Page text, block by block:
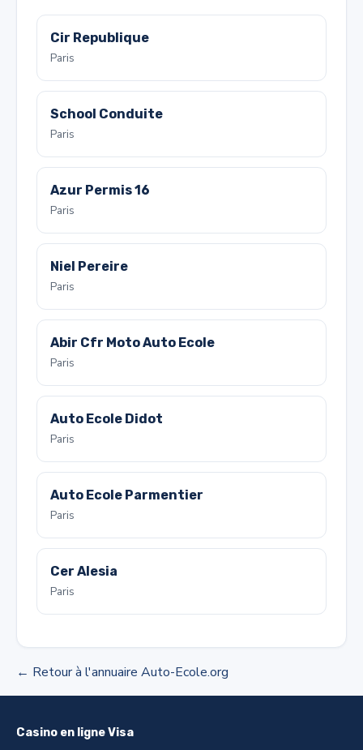
Cir Republique
Paris
School Conduite
Paris
Azur Permis 16
Paris
Niel Pereire
Paris
Abir Cfr Moto Auto Ecole
Paris
Auto Ecole Didot
Paris
Auto Ecole Parmentier
Paris
Cer Alesia
Paris
← Retour à l'annuaire Auto-Ecole.org
Casino en ligne Visa